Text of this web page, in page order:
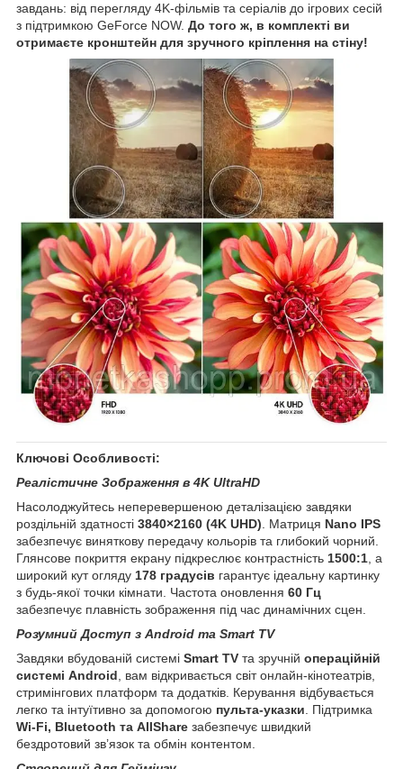
завдань: від перегляду 4K-фільмів та серіалів до ігрових сесій
з підтримкою GeForce NOW. До того ж, в комплекті ви
отримаєте кронштейн для зручного кріплення на стіну!
Ключові Особливості:
Реалістичне Зображення в 4K UltraHD
Насолоджуйтесь неперевершеною деталізацією завдяки
роздільній здатності 3840×2160 (4K UHD) . Матриця Nano IPS
забезпечує виняткову передачу кольорів та глибокий чорний.
Глянсове покриття екрану підкреслює контрастність 1500:1 , а
широкий кут огляду 178 градусів гарантує ідеальну картинку
з будь-якої точки кімнати. Частота оновлення 60 Гц
забезпечує плавність зображення під час динамічних сцен.
Розумний Доступ з Android та Smart TV
Завдяки вбудованій системі Smart TV та зручній операційній
системі Android , вам відкривається світ онлайн-кінотеатрів,
стримінгових платформ та додатків. Керування відбувається
легко та інтуїтивно за допомогою пульта-указки . Підтримка
Wi-Fi, Bluetooth та AllShare забезпечує швидкий
бездротовий зв’язок та обмін контентом.